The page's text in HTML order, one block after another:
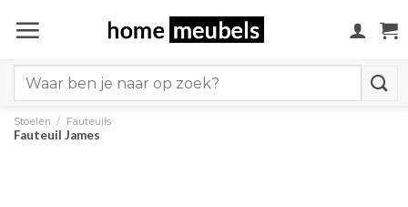
naar
for:
Stoelen / Fauteuils
Fauteuil James